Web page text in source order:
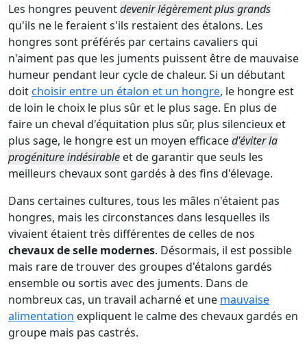
Les hongres peuventdevenir légèrement plus grands
qu'ils ne le feraient s'ils restaient des étalons. Les
hongres sont préférés par certains cavaliers qui
n'aiment pas que les juments puissent être de mauvaise
humeur pendant leur cycle de chaleur. Si un débutant
doitchoisir entre un étalon et un hongre, le hongre est
de loin le choix le plus sûr et le plus sage. En plus de
faire un cheval d'équitation plus sûr, plus silencieux et
plus sage, le hongre est un moyen efficaced'éviter la
progéniture indésirable et de garantir que seuls les
meilleurs chevaux sont gardés à des fins d'élevage.
Dans certaines cultures, tous les mâles n'étaient pas
hongres, mais les circonstances dans lesquelles ils
vivaient étaient très différentes de celles de nos
chevaux de selle modernes. Désormais, il est possible
mais rare de trouver des groupes d'étalons gardés
ensemble ou sortis avec des juments. Dans de
nombreux cas, un travail acharné et une mauvaise
alimentation expliquent le calme des chevaux gardés en
groupe mais pas castrés.